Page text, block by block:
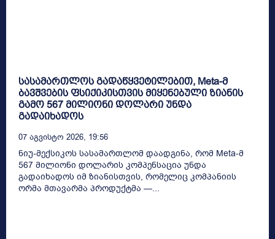
სასამართლოს გადაწყვეტილებით, Meta-მ
ბავშვების ფსიქიკისთვის მიყენებული ზიანის
გამო 567 მილიონი დოლარი უნდა
გადაიხადოს
07 Აგვისტო 2026, 19:56
ნიუ-მექსიკოს სასამართლომ დაადგინა, რომ Meta-მ
567 მილიონი დოლარის კომპენსაცია უნდა
გადაიხადოს იმ ზიანისთვის, რომელიც კომპანიის
ორმა მთავარმა პროდუქტმა —...